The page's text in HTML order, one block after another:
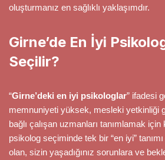
oluşturmanız en sağlıklı yaklaşımdır.
Girne’de En İyi
Seçilir?
“Girne’deki en iyi psikologlar” ifadesi
memnuniyeti yüksek, mesleki yetkinliği
bağlı çalışan uzmanları tanımlamak için
psikolog seçiminde tek bir “en iyi”
olan, sizin yaşadığınız sorunlara ve